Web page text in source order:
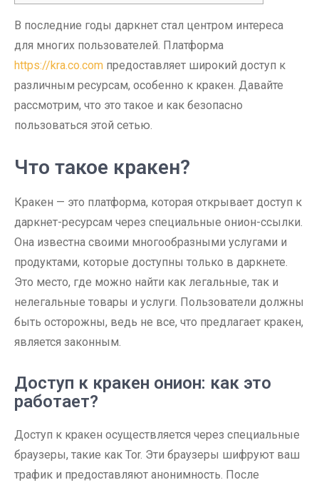
В последние годы даркнет стал центром интереса
для многих пользователей. Платформа
https://kra.co.com предоставляет широкий доступ к
различным ресурсам, особенно к кракен. Давайте
рассмотрим, что это такое и как безопасно
пользоваться этой сетью.
Что такое кракен?
Кракен — это платформа, которая открывает доступ к
даркнет-ресурсам через специальные онион-ссылки.
Она известна своими многообразными услугами и
продуктами, которые доступны только в даркнете.
Это место, где можно найти как легальные, так и
нелегальные товары и услуги. Пользователи должны
быть осторожны, ведь не все, что предлагает кракен,
является законным.
Доступ к кракен онион: как это
работает?
Доступ к кракен осуществляется через специальные
браузеры, такие как Tor. Эти браузеры шифруют ваш
трафик и предоставляют анонимность. После